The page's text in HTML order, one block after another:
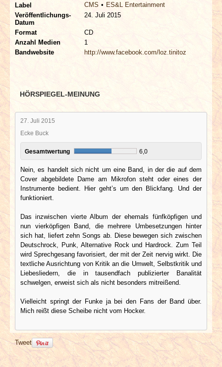
LINKS
ARCHIV
Label
CMS
ES&L Entertainment
Veröffentlichungs-
Datum
24. Juli 2015
Format
CD
Anzahl Medien
1
Bandwebsite
http://www.facebook.com/loz.tinitoz
HÖRSPIEGEL-MEINUNG
27. Juli 2015
Ecke Buck
Gesamtwertung 6,0
Nein, es handelt sich nicht um eine Band, in der die auf dem
Cover abgebildete Dame am Mikrofon steht oder eines der
Instrumente bedient. Hier geht’s um den Blickfang. Und der
funktioniert.
Das inzwischen vierte Album der ehemals fünfköpfigen und
nun vierköpfigen Band, die mehrere Umbesetzungen hinter
sich hat, liefert zehn Songs ab. Diese bewegen sich zwischen
Deutschrock, Punk, Alternative Rock und Hardrock. Zum Teil
wird Sprechgesang favorisiert, der mit der Zeit nervig wirkt. Die
textliche Ausrichtung von Kritik an die Umwelt, Selbstkritik und
Liebesliedern, die in tausendfach publizierter Banalität
schwelgen, erweist sich als nicht besonders mitreißend.
Vielleicht springt der Funke ja bei den Fans der Band über.
Mich reißt diese Scheibe nicht vom Hocker.
Tweet